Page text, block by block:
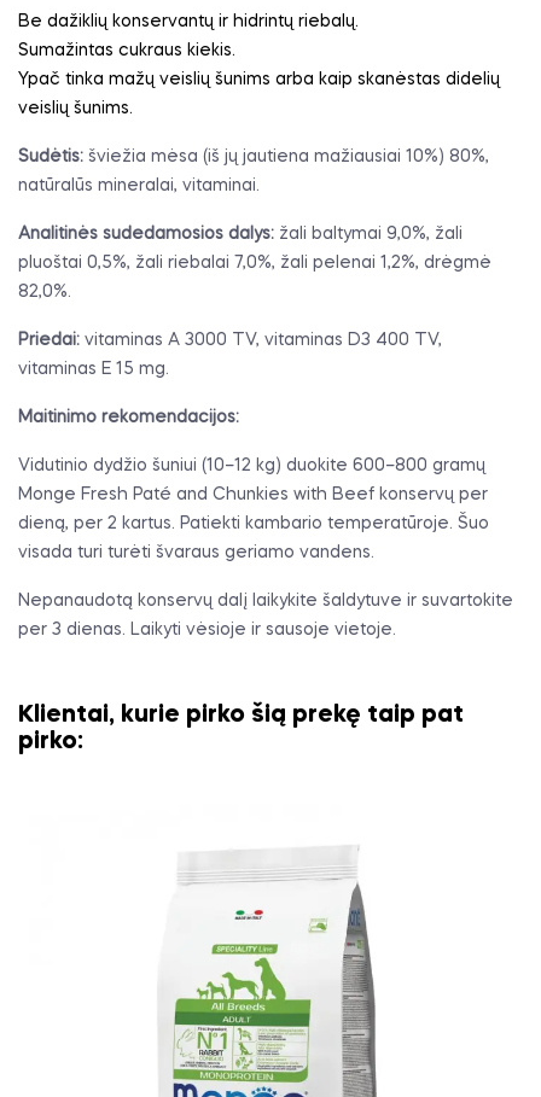
Be dažiklių konservantų ir hidrintų riebalų.
Sumažintas cukraus kiekis.
Ypač tinka mažų veislių šunims arba kaip skanėstas didelių
veislių šunims.
Sudėtis: šviežia mėsa (iš jų jautiena mažiausiai 10%) 80%,
natūralūs mineralai, vitaminai.
Analitinės sudedamosios dalys: žali baltymai 9,0%, žali
pluoštai 0,5%, žali riebalai 7,0%, žali pelenai 1,2%, drėgmė
82,0%.
Priedai: vitaminas A 3000 TV, vitaminas D3 400 TV,
vitaminas E 15 mg.
Maitinimo rekomendacijos:
Vidutinio dydžio šuniui (10–12 kg) duokite 600–800 gramų
Monge Fresh Paté and Chunkies with Beef konservų per
dieną, per 2 kartus. Patiekti kambario temperatūroje. Šuo
visada turi turėti švaraus geriamo vandens.
Nepanaudotą konservų dalį laikykite šaldytuve ir suvartokite
per 3 dienas. Laikyti vėsioje ir sausoje vietoje.
Klientai, kurie pirko šią prekę taip pat
pirko: